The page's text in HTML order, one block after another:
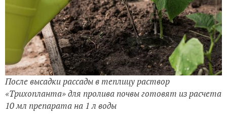
После высадки рассады в теплицу раствор
«Трихопланта» для пролива почвы готовят из расчета
10 мл препарата на 1 л воды